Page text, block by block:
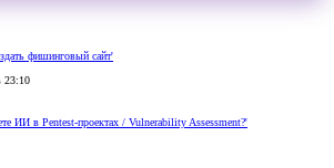
фишинговый сайт'
23:10
ИИ в Pentest-проектах / Vulnerability Assessment?'